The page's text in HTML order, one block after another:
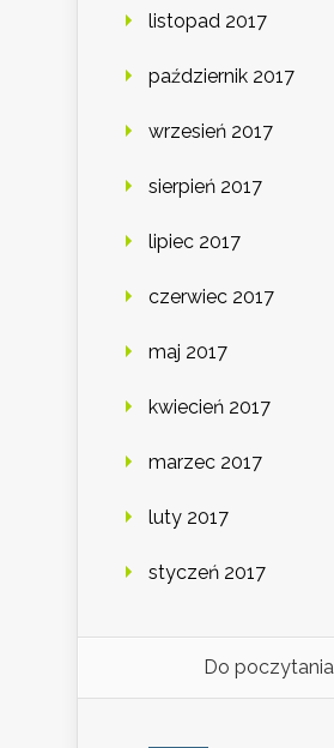
listopad 2017
październik 2017
wrzesień 2017
sierpień 2017
lipiec 2017
czerwiec 2017
maj 2017
kwiecień 2017
marzec 2017
luty 2017
styczeń 2017
Do poczytania